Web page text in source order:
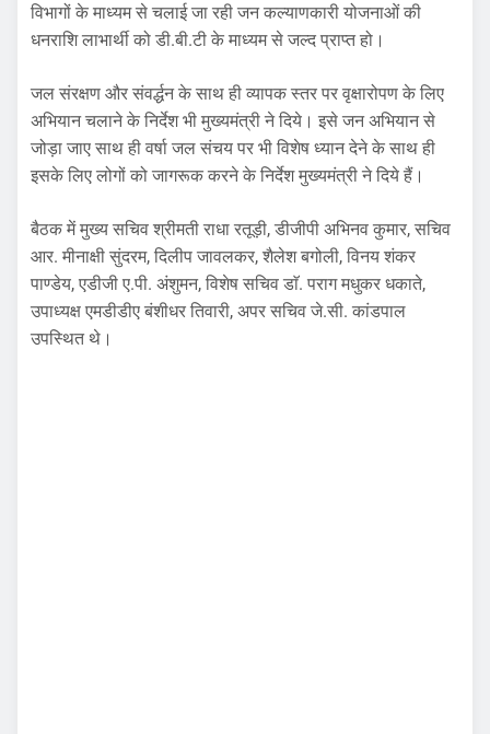
विभागों के माध्यम से चलाई जा रही जन कल्याणकारी योजनाओं की
धनराशि लाभार्थी को डी.बी.टी के माध्यम से जल्द प्राप्त हो।
जल संरक्षण और संवर्द्धन के साथ ही व्यापक स्तर पर वृक्षारोपण के लिए
अभियान चलाने के निर्देश भी मुख्यमंत्री ने दिये। इसे जन अभियान से
जोड़ा जाए साथ ही वर्षा जल संचय पर भी विशेष ध्यान देने के साथ ही
इसके लिए लोगों को जागरूक करने के निर्देश मुख्यमंत्री ने दिये हैं।
बैठक में मुख्य सचिव श्रीमती राधा रतूड़ी, डीजीपी अभिनव कुमार, सचिव
आर. मीनाक्षी सुंदरम, दिलीप जावलकर, शैलेश बगोली, विनय शंकर
पाण्डेय, एडीजी ए.पी. अंशुमन, विशेष सचिव डाॅ. पराग मधुकर धकाते,
उपाध्यक्ष एमडीडीए बंशीधर तिवारी, अपर सचिव जे.सी. कांडपाल
उपस्थित थे।